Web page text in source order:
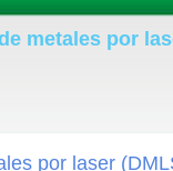
metales por
por laser